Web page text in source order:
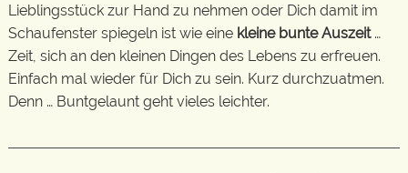
Lieblingsstück zur Hand zu nehmen oder Dich damit im
Schaufenster spiegeln ist wie eine kleine bunte Auszeit…
Zeit, sich an den kleinen Dingen des Lebens zu erfreuen.
Einfach mal wieder für Dich zu sein. Kurz durchzuatmen.
Denn … Buntgelaunt geht vieles leichter.